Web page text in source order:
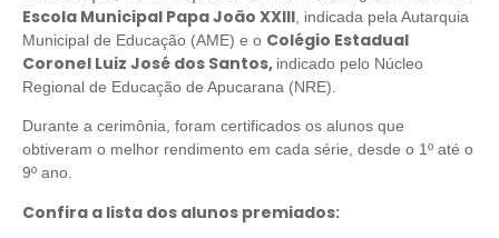
Escola Municipal Papa João XXIII , indicada pela Autarquia
Municipal de Educação (AME) e o Colégio Estadual
Coronel Luiz José dos Santos, indicado pelo Núcleo
Regional de Educação de Apucarana (NRE).
Durante a cerimônia, foram certificados os alunos que
obtiveram o melhor rendimento em cada série, desde o 1º até o
9º ano.
Confira a lista dos alunos premiados: